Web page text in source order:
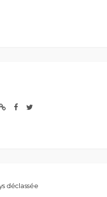
déclassée